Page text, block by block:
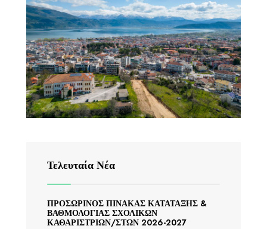
Τελευταία Νέα
ΠΡΟΣΩΡΙΝΟΣ ΠΙΝΑΚΑΣ ΚΑΤΑΤΑΞΗΣ &
ΒΑΘΜΟΛΟΓΙΑΣ ΣΧΟΛΙΚΩΝ
ΚΑΘΑΡΙΣΤΡΙΩΝ/ΣΤΩΝ 2026-2027